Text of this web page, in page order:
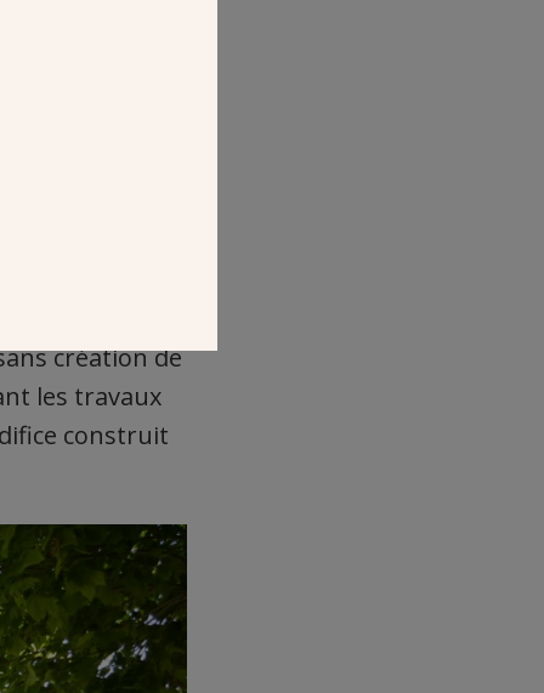
création de
les travaux
construit